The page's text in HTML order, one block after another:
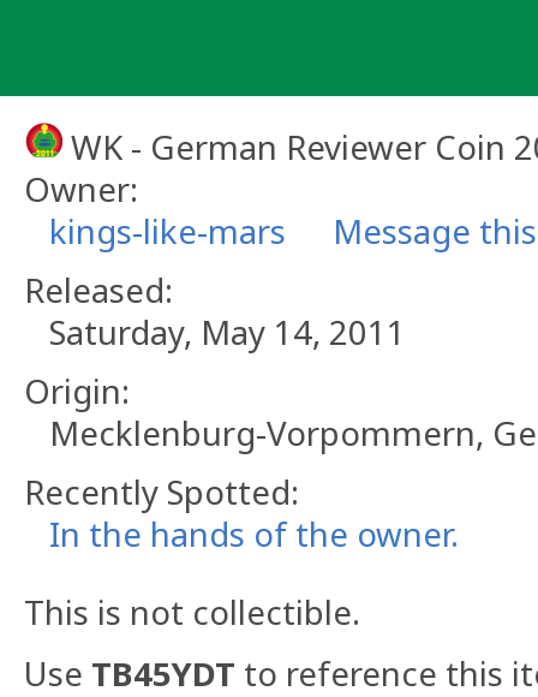
WK - German Reviewer Coin
Owner:
kings-like-mars
Message
Released:
Saturday, May 14, 2011
Origin:
Mecklenburg-Vorpommern,
Recently Spotted:
In the hands of the owner.
This is not collectible.
Use TB45YDT to reference this